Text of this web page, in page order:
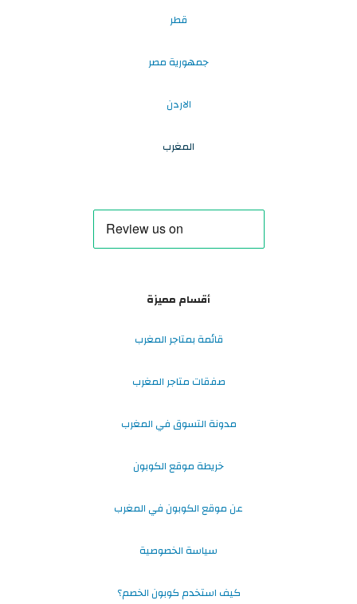
قطر
جمهورية مصر
الاردن
المغرب
أقسام مميزة
قائمة بمتاجر المغرب
صفقات متاجر المغرب
مدونة التسوق في المغرب
خريطة موقع الكوبون
عن موقع الكوبون في المغرب
سياسة الخصوصية
كيف استخدم كوبون الخصم؟